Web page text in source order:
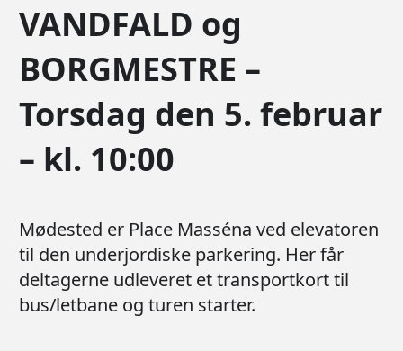
VANDFALD og
BORGMESTRE –
Torsdag den 5. februar
– kl. 10:00
Mødested er Place Masséna ved elevatoren
til den underjordiske parkering. Her får
deltagerne udleveret et transportkort til
bus/letbane og turen starter.